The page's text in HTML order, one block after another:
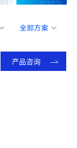
全部方案
产品咨询